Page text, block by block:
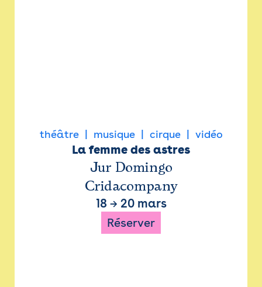
théâtre musique cirque vidéo
La femme des astres
Jur Domingo
Cridacompany
18 → 20 mars
Réserver